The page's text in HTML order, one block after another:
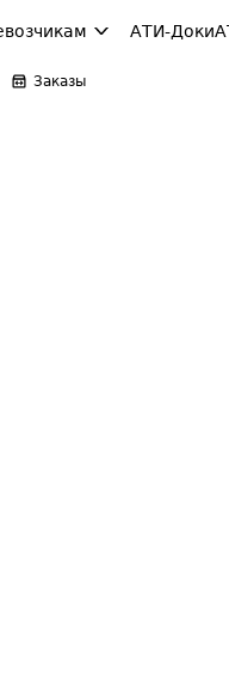
АТИ-Доки
Заказы